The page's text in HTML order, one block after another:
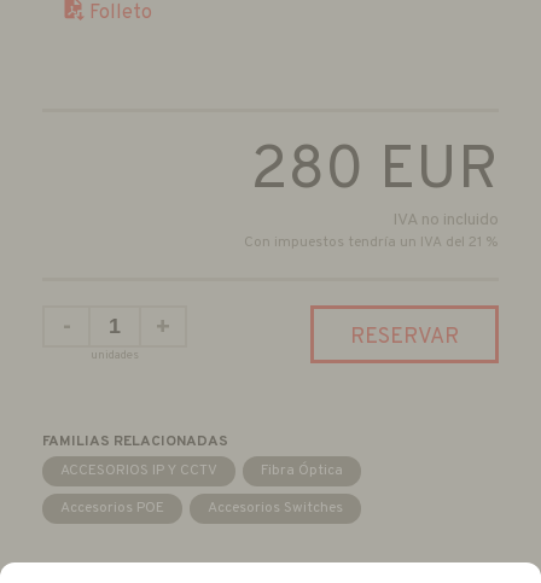
Folleto
280 EUR
IVA no incluido
Con impuestos tendría un IVA del 21 %
-
unidades
+ RESERVAR
FAMILIAS RELACIONADAS
ACCESORIOS IP Y CCTV
Fibra Óptica
Accesorios POE
Accesorios Switches